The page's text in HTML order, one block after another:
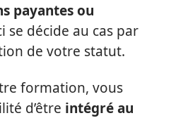
payantes ou
se décide au cas par
de votre statut.
formation, vous
d’être intégré au